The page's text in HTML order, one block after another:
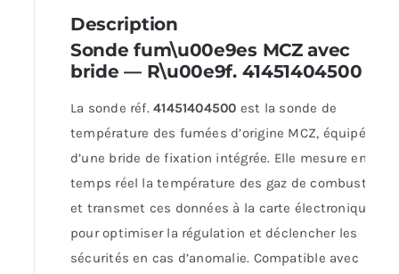
Description
Sonde fum\u00e9es MCZ avec
bride — R\u00e9f. 41451404500
La sonde réf.41451404500 est la sonde de
température des fumées d’origine MCZ, équipée
d’une bride de fixation intégrée. Elle mesure en
temps réel la température des gaz de combustion
et transmet ces données à la carte électronique
pour optimiser la régulation et déclencher les
sécurités en cas d’anomalie. Compatible avec